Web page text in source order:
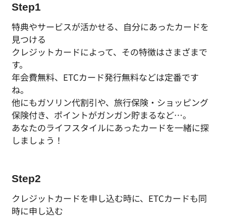
Step1
特典やサービスが活かせる、自分にあったカードを
見つける
クレジットカードによって、その特徴はさまざまで
す。
年会費無料、ETCカード発行無料などは定番です
ね。
他にもガソリン代割引や、旅行保険・ショッピング
保険付き、ポイントがガンガン貯まるなど…。
あなたのライフスタイルにあったカードを一緒に探
しましょう！
Step2
クレジットカードを申し込む時に、ETCカードも同
時に申し込む